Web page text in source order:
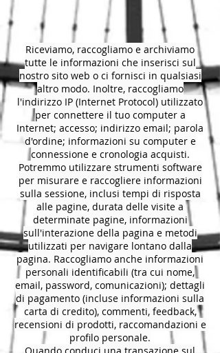
Riceviamo, raccogliamo e archiviamo
tutte le informazioni che inserisci sul
nostro sito web o ci fornisci in qualsiasi
altro modo. Inoltre, raccogliamo
l'indirizzo IP (Internet Protocol) utilizzato
per connettere il tuo computer a
Internet; accesso; indirizzo email; parola
d'ordine; informazioni su computer e
connessione e cronologia acquisti.
Potremmo utilizzare strumenti software
per misurare e raccogliere informazioni
sulla sessione, inclusi tempi di risposta
alle pagine, durata delle visite a
determinate pagine, informazioni
sull'interazione della pagina e metodi
utilizzati per navigare lontano dalla
pagina. Raccogliamo anche informazioni
personali identificabili (tra cui nome,
email, password, comunicazioni); dettagli
di pagamento (incluse informazioni sulla
carta di credito), commenti, feedback,
recensioni di prodotti, raccomandazioni e
profilo personale.